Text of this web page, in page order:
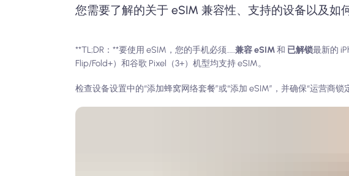
您需要了解的关于 eSIM 兼容性、支持的设备以及如
**TL;DR：**要使用 eSIM，您的手机必须……兼容 eSIM和 已解锁最新的
Flip/Fold+）和谷歌 Pixel（3+）机型均支持 eSIM。
检查设备设置中的“添加蜂窝网络套餐”或“添加 eSIM”，并确保“运营商锁